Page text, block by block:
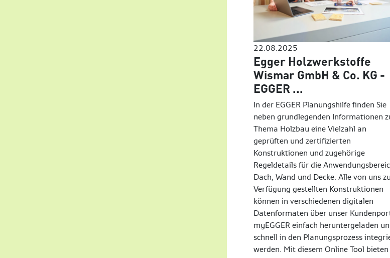
22.08.2025
Egger Holzwerkstoffe
Wismar GmbH & Co. KG -
EGGER ...
In der EGGER Planungshilfe finden Sie
neben grundlegenden Informationen
Thema Holzbau eine Vielzahl an
geprüften und zertifizierten
Konstruktionen und zugehörige
Regeldetails für die
Dach, Wand und Decke. Alle von uns
Verfügung gestellten Konstruktionen
können in verschiedenen digitalen
Datenformaten über unser
myEGGER einfach heruntergeladen
schnell in den Planungsprozess
werden. Mit diesem Online Tool bieten